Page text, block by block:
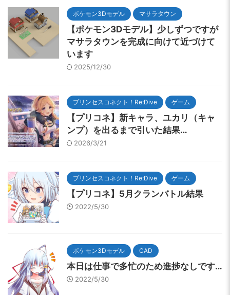
ポケモン3Dモデル マサラタウン
【ポケモン3Dモデル】少しずつですが
マサラタウンを完成に向けて近づけて
います
2025/12/30
プリンセスコネクト！Re:Dive ゲーム
【プリコネ】新キャラ、ユカリ（キャ
ンプ）を出るまで引いた結果…
2026/3/21
プリンセスコネクト！Re:Dive ゲーム
【プリコネ】5月クランバトル結果
2022/5/30
ポケモン3Dモデル CAD
本日は仕事で多忙のため進捗なしです…
2022/5/30